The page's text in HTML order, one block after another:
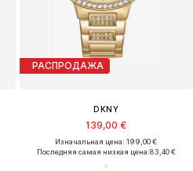
РАСПРОДАЖА
DKNY
139,00 €
Изначальная цена: 199,00 €
Последняя самая низкая цена:83,40 €